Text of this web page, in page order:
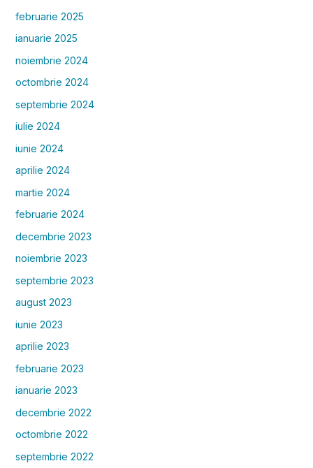
februarie 2025
ianuarie 2025
noiembrie 2024
octombrie 2024
septembrie 2024
iulie 2024
iunie 2024
aprilie 2024
martie 2024
februarie 2024
decembrie 2023
noiembrie 2023
septembrie 2023
august 2023
iunie 2023
aprilie 2023
februarie 2023
ianuarie 2023
decembrie 2022
octombrie 2022
septembrie 2022